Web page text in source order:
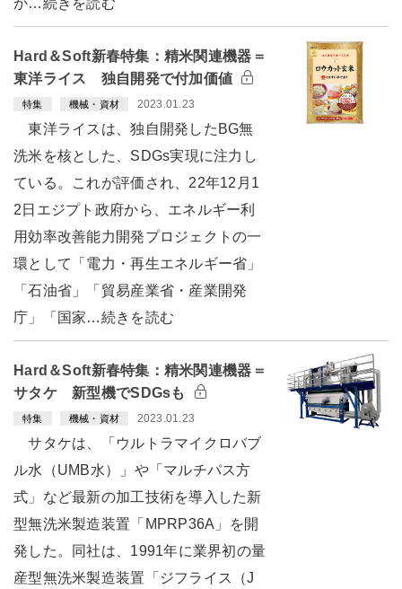
Hard＆Soft新春特集：精米関連機器＝
東洋ライス 独自開発で付加価値
特集 機械・資材 2023.01.23
東洋ライスは、独自開発したBG無
洗米を核とした、SDGs実現に注力し
ている。これが評価され、22年12月1
2日エジプト政府から、エネルギー利
用効率改善能力開発プロジェクトの一
環として「電力・再生エネルギー省」
「石油省」「貿易産業省・産業開発
庁」「国家…続きを読む
Hard＆Soft新春特集：精米関連機器＝
サタケ 新型機でSDGsも
特集 機械・資材 2023.01.23
サタケは、「ウルトラマイクロバブ
ル水（UMB水）」や「マルチパス方
式」など最新の加工技術を導入した新
型無洗米製造装置「MPRP36A」を開
発した。同社は、1991年に業界初の量
産型無洗米製造装置「ジフライス（J